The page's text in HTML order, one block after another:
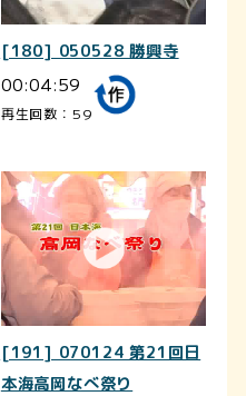
[180] 050528 勝興寺
00:04:59
再生回数：59
[191] 070124 第21回日
本海高岡なべ祭り